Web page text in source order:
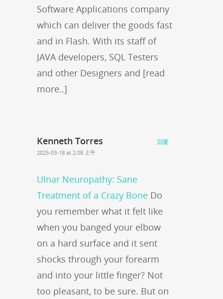
Software Applications company
which can deliver the goods fast
and in Flash. With its staff of
JAVA developers, SQL Testers
and other Designers and [read
more..]
Kenneth Torres
2025-03-18 at 2:08 上午
Ulnar Neuropathy: Sane
Treatment of a Crazy Bone Do
you remember what it felt like
when you banged your elbow
on a hard surface and it sent
shocks through your forearm
and into your little finger? Not
too pleasant, to be sure. But on
回覆